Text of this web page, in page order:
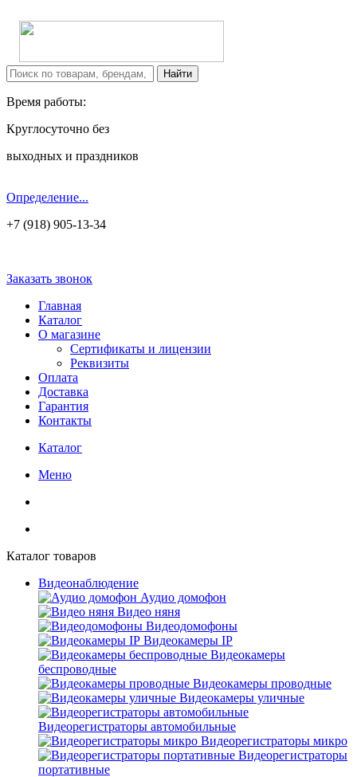
Время работы:
Круглосуточно без
выходных и праздников
Определение...
+7 (918) 905-13-34
Заказать звонок
Главная
Каталог
О магазине
Сертификаты и лицензии
Реквизиты
Оплата
Доставка
Гарантия
Контакты
Каталог
Меню
Каталог товаров
Видеонаблюдение
Аудио домофон
Видео няня
Видеодомофоны
Видеокамеры IP
Видеокамеры
беспроводные
Видеокамеры проводные
Видеокамеры уличные
Видеорегистраторы автомобильные
Видеорегистраторы микро
Видеорегистраторы
портативные